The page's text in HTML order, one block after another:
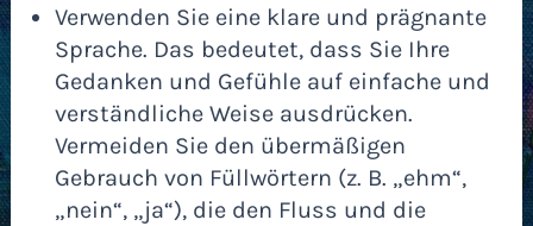
Verwenden Sie eine klare und prägnante
Sprache. Das bedeutet, dass Sie Ihre
Gedanken und Gefühle auf einfache und
verständliche Weise ausdrücken.
Vermeiden Sie den übermäßigen
Gebrauch von Füllwörtern (z. B. „ehm“,
„nein“, „ja“), die den Fluss und die